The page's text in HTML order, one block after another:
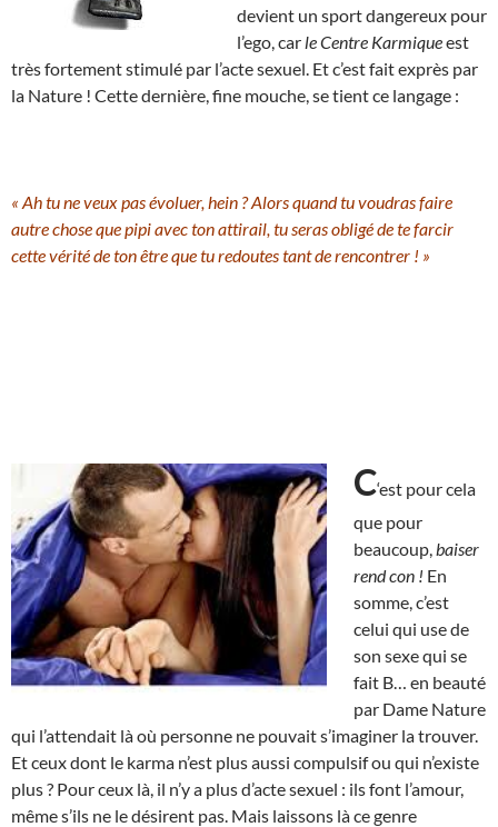
devient un sport dangereux pour
l’ego, car le Centre Karmiqueest
très fortement stimulé par l’acte sexuel. Et c’est fait exprès par
la Nature ! Cette dernière, fine mouche, se tient ce langage :
« Ah tu ne veux pas évoluer, hein ? Alors quand tu voudras faire
autre chose que pipi avec ton attirail, tu seras obligé de te farcir
cette vérité de ton être que tu redoutes tant de rencontrer ! »
C‘est pour cela
que pour
beaucoup, baiser
rend con ! En
somme, c’est
celui qui use de
son sexe qui se
fait B… en beauté
par Dame Nature
qui l’attendait là où personne ne pouvait s’imaginer la trouver.
Et ceux dont le karma n’est plus aussi compulsif ou qui n’existe
plus ? Pour ceux là, il n’y a plus d’acte sexuel : ils font l’amour,
même s’ils ne le désirent pas. Mais laissons là ce genre